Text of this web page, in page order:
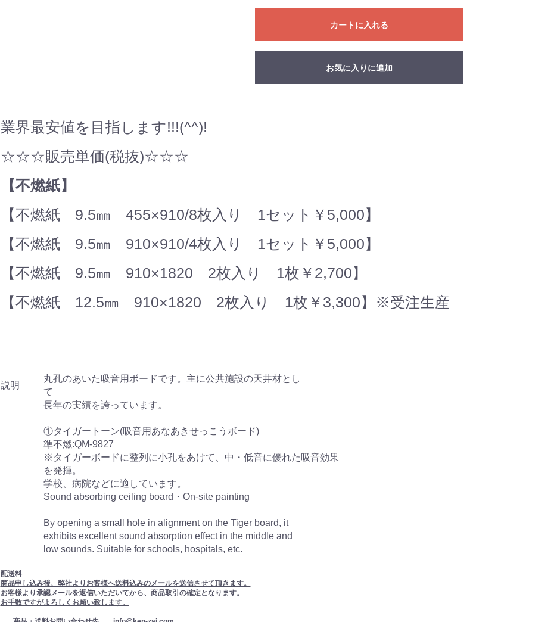
カートに入れる
お気に入りに追加
業界最安値を目指します!!!(^^)!
☆☆☆販売単価(税抜)☆☆☆
【不燃紙】
【不燃紙 9.5㎜ 455×910/8枚入り 1セット￥5,000】
【不燃紙 9.5㎜ 910×910/4枚入り 1セット￥5,000】
【不燃紙 9.5㎜ 910×1820 2枚入り 1枚￥2,700】
【不燃紙 12.5㎜ 910×1820 2枚入り 1枚￥3,300】※受注生産
説明
丸孔のあいた吸音用ボードです。主に公共施設の天井材とし
て
長年の実績を誇っています。
①タイガートーン(吸音用あなあきせっこうボード)
準不燃:QM-9827
※タイガーボードに整列に小孔をあけて、中・低音に優れた吸音効果
を発揮。
学校、病院などに適しています。
Sound absorbing ceiling board・On-site painting
By opening a small hole in alignment on the Tiger board, it
exhibits excellent sound absorption effect in the middle and
low sounds. Suitable for schools, hospitals, etc.
配送料
商品申し込み後、弊社よりお客様へ送料込みのメールを送信させて頂きます。
お客様より承認メールを返信いただいてから、商品取引の確定となります。
お手数ですがよろしくお願い致します。